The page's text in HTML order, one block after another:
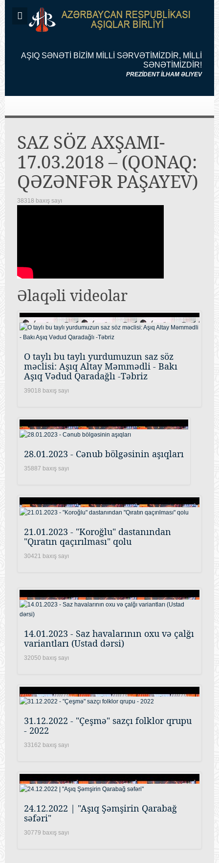
AŞIQ SƏNƏTİ BİZİM MİLLİ SƏRVƏTİMİZDİR, MİLLİ
SƏNƏTİMİZDİR!
PREZİDENT İLHAM ƏLIYEV
SAZ SÖZ AXŞAMI-
17.03.2018 – (QONAQ:
QƏZƏNFƏR PAŞAYEV)
38318 baxış sayı
Əlaqəli videolar
O taylı bu taylı yurdumuzun saz söz
məclisi: Aşıq Altay Məmmədli - Bakı
Aşıq Vədud Qaradağlı -Təbriz
39018 baxış sayı
28.01.2023 - Cənub bölgəsinin aşıqları
35887 baxış sayı
21.01.2023 - "Koroğlu" dastanından
"Qıratın qaçırılması" qolu
30421 baxış sayı
14.01.2023 - Saz havalarının oxu və çalğı
variantları (Ustad dərsi)
32050 baxış sayı
31.12.2022 - "Çeşmə" sazçı folklor qrupu
- 2022
33162 baxış sayı
24.12.2022 | "Aşıq Şəmşirin Qarabağ
səfəri"
30779 baxış sayı